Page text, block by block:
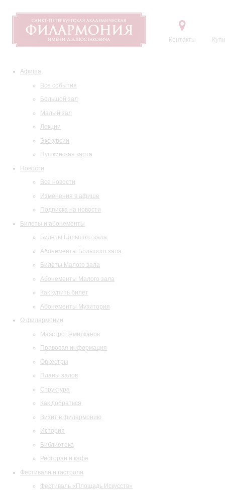
Контакты
Афиша
Все события
Большой зал
Малый зал
Лекции
Экскурсии
Пушкинская карта
Новости
Все новости
Изменения в афише
Подписка на новости
Билеты и абонементы
Билеты Большого зала
Абонементы Большого зала
Билеты Малого зала
Абонементы Малого зала
Как купить билет
Абонементы Музитория
О филармонии
Маэстро Темирканов
Правовая информация
Оркестры
Планы залов
Структура
Как добраться
Визит в филармонию
История
Библиотека
Ресторан и кафе
Фестивали и гастроли
Фестиваль «Площадь Искусств»